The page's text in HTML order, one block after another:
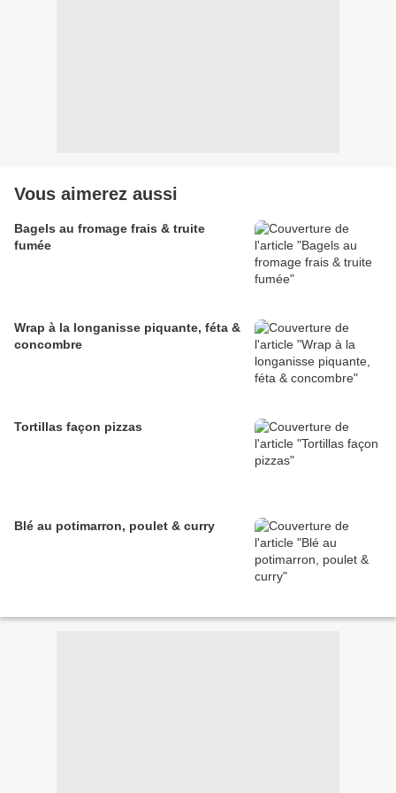
Vous aimerez aussi
Bagels au fromage frais & truite
fumée
Wrap à la longanisse piquante, féta &
concombre
Tortillas façon pizzas
Blé au potimarron, poulet & curry